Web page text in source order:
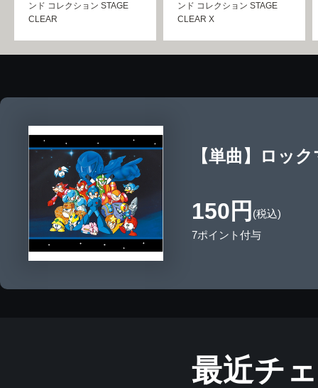
ンド コレクション STAGE
CLEAR
ンド コレクション STAGE
CLEAR X
【単曲】ロッ
150円 (税込)
7ポイント付与
最近チ